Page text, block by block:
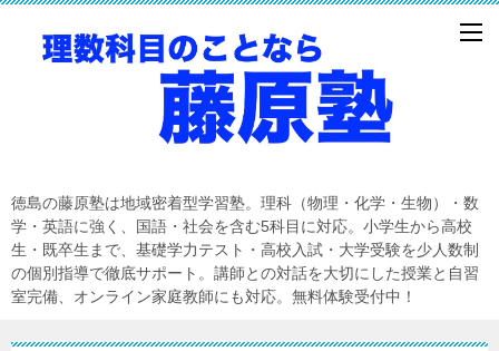
徳島の藤原塾は地域密着型学習塾。理科（物理・化学・生物）・数
学・英語に強く、国語・社会を含む5科目に対応。小学生から高校
生・既卒生まで、基礎学力テスト・高校入試・大学受験を少人数制
の個別指導で徹底サポート。講師との対話を大切にした授業と自習
室完備、オンライン家庭教師にも対応。無料体験受付中！